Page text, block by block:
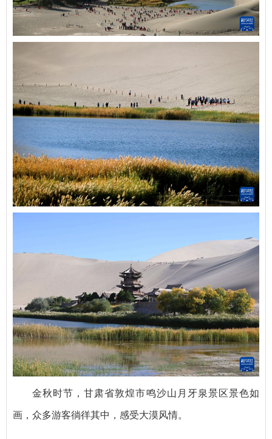
金秋时节，甘肃省敦煌市鸣沙山月牙泉景区景色如
画，众多游客徜徉其中，感受大漠风情。